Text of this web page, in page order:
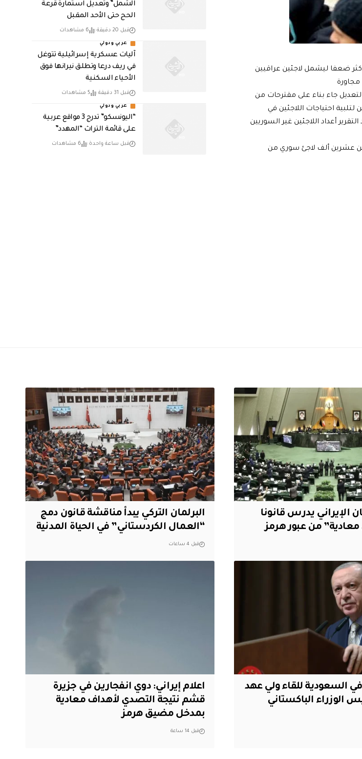
ضعفا ليشمل لاجئين عراقيين
مجاورة
جاء بناء على مقترحات من
احتياجات اللاجئين في
أعداد اللاجئين غير السوريين
عشرين ألف لاجئ سوري من
الشمل” وتعديل استمارة قرعة
الحج حتى الأحد المقبل
قبل 20 دقيقة 6 مشاهدات
عربي ودولي
آليات عسكرية إسرائيلية تتوغل
في ريف درعا وتطلق نيرانها فوق
الأحياء السكنية
قبل 31 دقيقة 5 مشاهدات
عربي ودولي
“اليونسكو” تدرج 3 مواقع عربية
على قائمة التراث “المهدد”
قبل ساعة واحدة 6 مشاهدات
الإيراني يدرس قانونا
من عبور هرمز
البرلمان التركي يبدأ مناقشة قانون دمج
“العمال الكردستاني” في الحياة المدنية
قبل 4 ساعات
في السعودية للقاء ولي عهد
الوزراء الباكستاني
اعلام إيراني: دوي انفجارين في جزيرة
قشم نتيجة التصدي لأهداف معادية
بمدخل مضيق هرمز
قبل 14 ساعة